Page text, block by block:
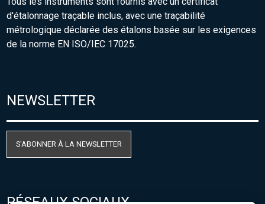
d'étalonnage traçable inclus, avec une traçabilité
métrologique déclarée des étalons basée sur les exigences
de la norme EN ISO/IEC 17025.
NEWSLETTER
S'ABONNER À LA NEWSLETTER